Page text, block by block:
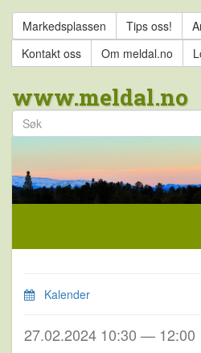
Markedsplassen Tips oss!
Kontakt oss
Om meldal.no
www.meldal.no
Kalender
27.02.2024 10:30 — 12:00